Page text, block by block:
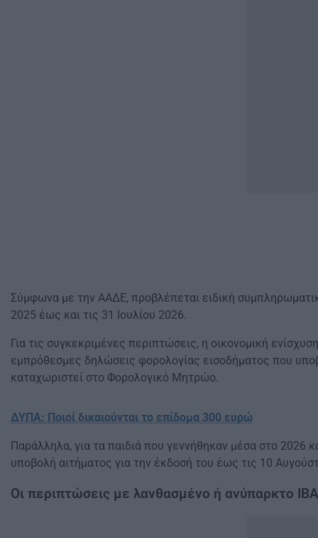
Σύμφωνα με την ΑΑΔΕ, προβλέπεται ειδική
2025 έως και τις 31 Ιουλίου 2026.
Για τις συγκεκριμένες περιπτώσεις, η οικονομική
εμπρόθεσμες δηλώσεις φορολογίας εισοδήματος που
καταχωριστεί στο Φορολογικό Μητρώο.
ΔΥΠΑ: Ποιοί δικαιούνται το επίδομα 300 ευρώ
Παράλληλα, για τα παιδιά που γεννήθηκαν μέσα στο
υποβολή αιτήματος για την έκδοσή του έως τις 10
Οι περιπτώσεις με λανθασμένο ή ανύπαρκτο